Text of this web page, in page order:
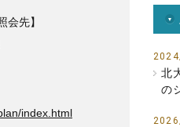
会先】
index.html
北
の